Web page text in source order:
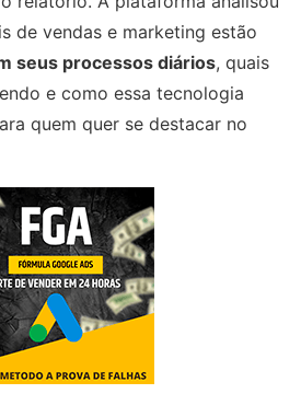
de vendas e marketing estão
seus processos diários, quais
e como essa tecnologia
quem quer se destacar no